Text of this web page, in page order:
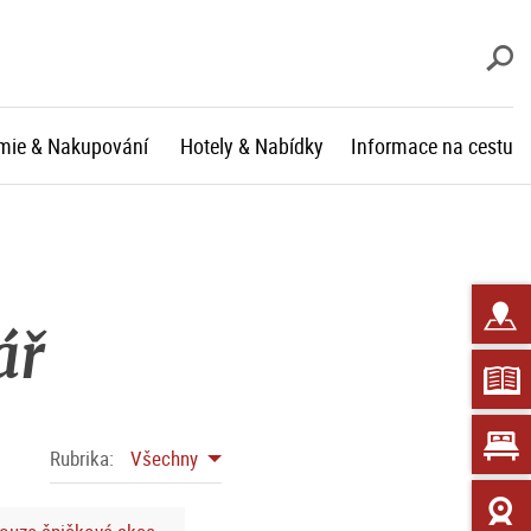
& Nakupování Hotely & Nabídky Informace na cestu
Rubrika: Všechny